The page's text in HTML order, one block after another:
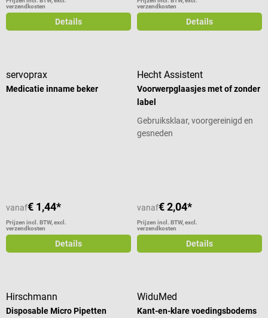
verzendkosten
Details
verzendkosten
Details
servoprax
Medicatie inname beker
vanaf€ 1,44*
Prijzen incl. BTW, excl.
verzendkosten
Details
Hecht Assistent
Voorwerpglaasjes met of zonder
label
Gebruiksklaar, voorgereinigd en
gesneden
vanaf€ 2,04*
Prijzen incl. BTW, excl.
verzendkosten
Details
Hirschmann
Disposable Micro Pipetten
WiduMed
Kant-en-klare voedingsbodems